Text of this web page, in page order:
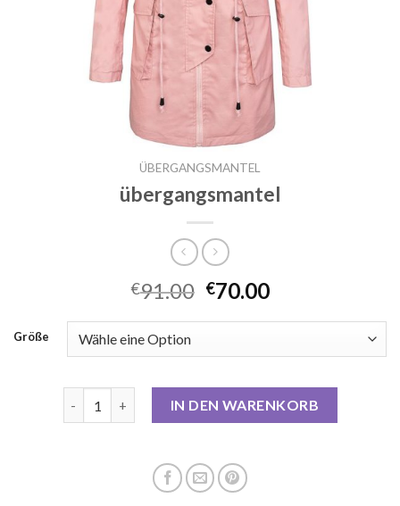
ÜBERGANGSMANTEL
übergangsmantel
€91.00 €70.00
Größe
IN DEN WARENKORB